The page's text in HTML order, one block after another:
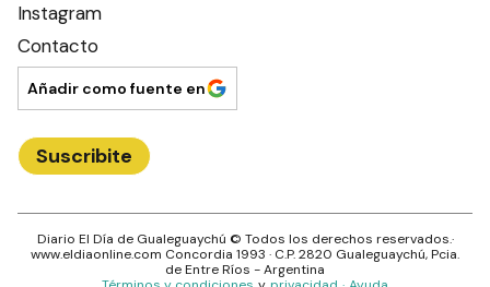
Instagram
Contacto
Añadir como fuente en
Suscribite
Diario El Día de Gualeguaychú © Todos los derechos reservados.·
www.eldiaonline.com Concordia 1993 · C.P.2820 Gualeguaychú, Pcia.
deEntre Ríos - Argentina